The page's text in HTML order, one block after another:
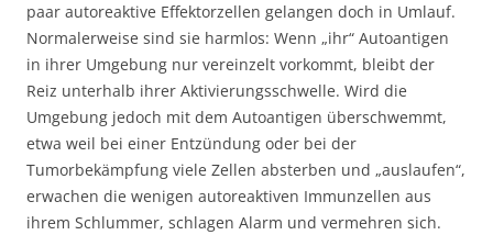
paar autoreaktive Effektorzellen gelangen doch in Umlauf.
Normalerweise sind sie harmlos: Wenn „ihr“ Autoantigen
in ihrer Umgebung nur vereinzelt vorkommt, bleibt der
Reiz unterhalb ihrer Aktivierungsschwelle. Wird die
Umgebung jedoch mit dem Autoantigen überschwemmt,
etwa weil bei einer Entzündung oder bei der
Tumorbekämpfung viele Zellen absterben und „auslaufen“,
erwachen die wenigen autoreaktiven Immunzellen aus
ihrem Schlummer, schlagen Alarm und vermehren sich.